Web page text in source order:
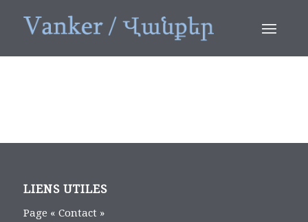
LIENS UTILES
Page « Contact »